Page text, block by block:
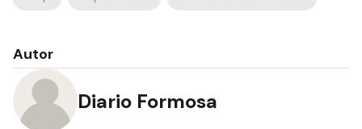
Autor
Diario Formosa